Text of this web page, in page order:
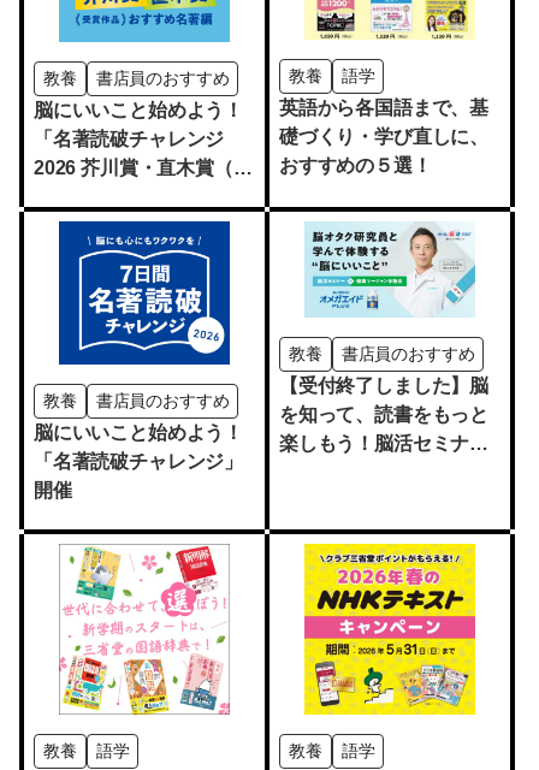
教養 書店員のおすすめ
脳にいいこと始めよう！
「名著読破チャレンジ
2026 芥川賞・直木賞（受
編」開催
教養 語学
英語から各国語まで、基
礎づくり・学び直しに、
おすすめの５選！
教養 書店員のおすすめ
脳にいいこと始めよう！
「名著読破チャレンジ」
開催
教養 書店員のおすすめ
【受付終了しました】脳
を知って、読書をもっと
楽しもう！脳活セミナー
教養 語学 教養 語学